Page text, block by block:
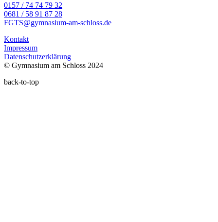
0157 / 74 74 79 32
0681 / 58 91 87 28
FGTS@gymnasium-am-schloss.de
Kontakt
Impressum
Datenschutzerklärung
© Gymnasium am Schloss 2024
back-to-top